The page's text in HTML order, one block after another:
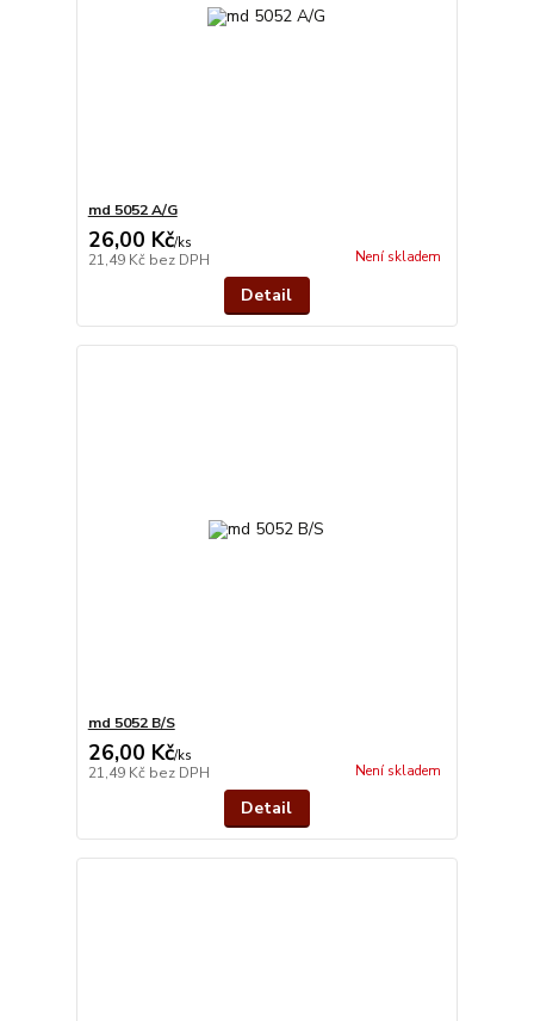
md 5052 A/G
26,00 Kč/ks
21,49 Kč bez DPH Není skladem
Detail
md 5052 B/S
26,00 Kč/ks
21,49 Kč bez DPH Není skladem
Detail